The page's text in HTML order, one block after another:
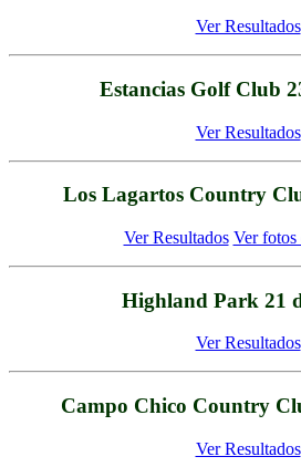
Ver Resultados
Estancias Golf Club
Ver Resultados
Los Lagartos Country
Ver Resultados Ver fotos
Highland Park 21
Ver Resultados
Campo Chico Country
Ver Resultados